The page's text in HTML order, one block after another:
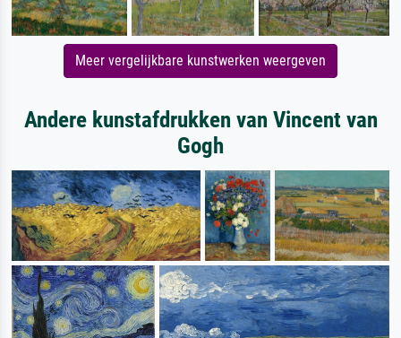
Meer vergelijkbare kunstwerken weergeven
Andere kunstafdrukken van Vincent van
Gogh